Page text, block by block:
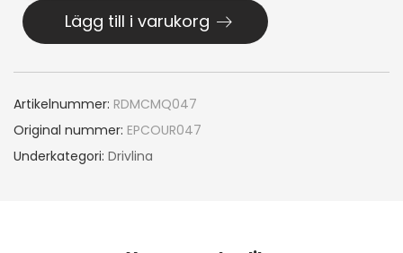
Lägg till i varukorg
Artikelnummer: RDMCMQ047
Original nummer: EPCOUR047
Underkategori: Drivlina